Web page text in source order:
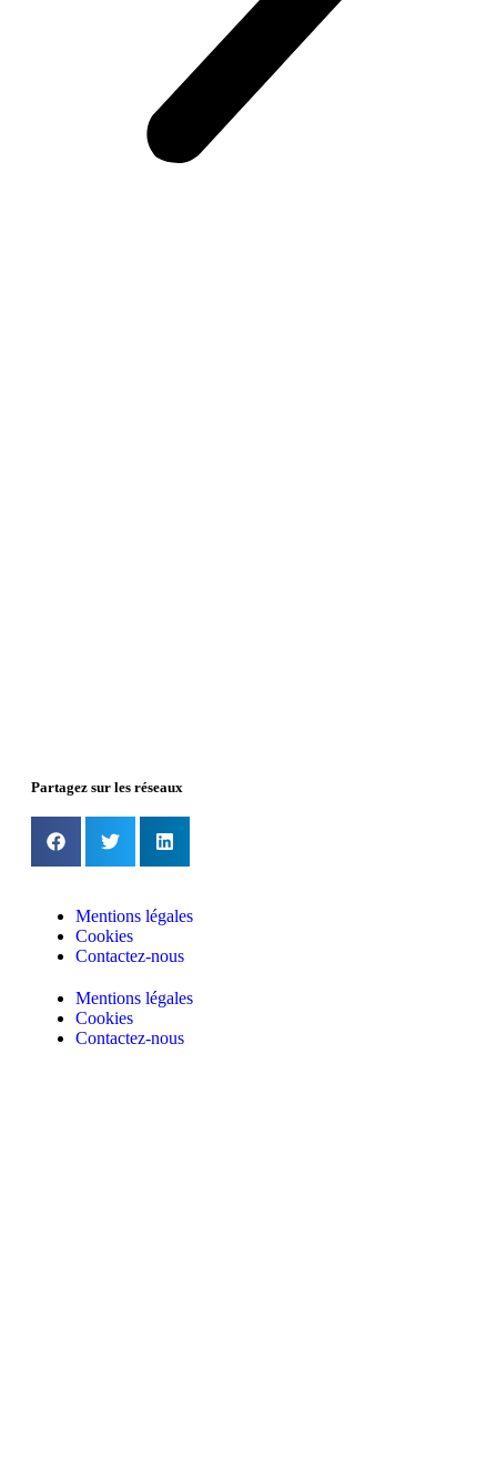
Partagez sur les réseaux
Mentions légales
Cookies
Contactez-nous
Mentions légales
Cookies
Contactez-nous